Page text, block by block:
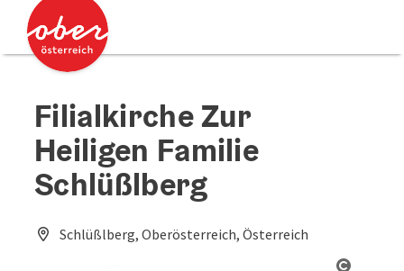
Zum Inhalt
Zum Seitenanfang
Filialkirche Zur
Heiligen Familie
Schlüßlberg
Schlüßlberg, Oberösterreich, Österreich